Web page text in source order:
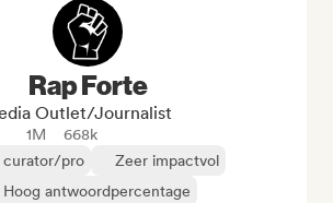
Rap Forte
Outlet/Journalist
1M
668k
curator/pro
Zeer impactvol
Hoog antwoordpercentage